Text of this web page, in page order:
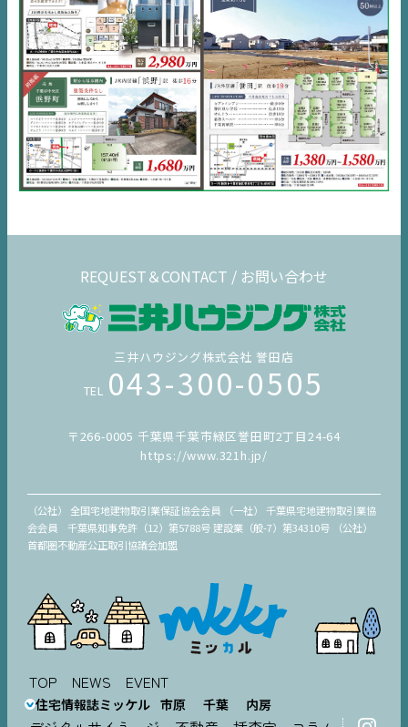
デジタルサイネージ
不動産一括査定
コラム
REQUEST＆CONTACT / お問い合わせ
三井ハウジング株式会社 誉田店
TEL 043-300-0505
〒266-0005 千葉県千葉市緑区誉田町2丁目24-64
https://www.321h.jp/
（公社） 全国宅地建物取引業保証協会会員 （一社） 千葉県宅地建物取引業協
会会員 千葉県知事免許（12）第5788号 建設業（般-7）第34310号 （公社）
首都圏不動産公正取引協議会加盟
TOP NEWS EVENT
住宅情報誌ミッケル 市原 千葉 内房